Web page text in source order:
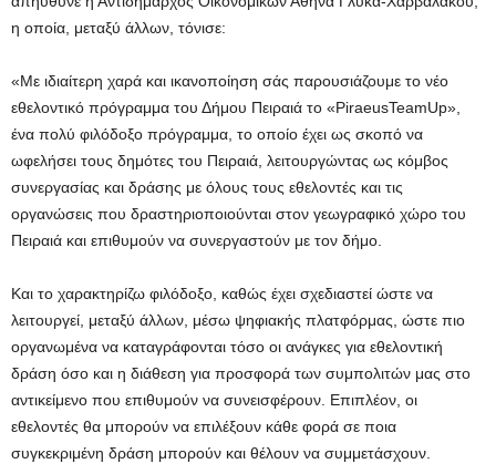
η οποία, μεταξύ άλλων, τόνισε:
«Με ιδιαίτερη χαρά και ικανοποίηση σάς παρουσιάζουμε το νέο
εθελοντικό πρόγραμμα του Δήμου Πειραιά το «PiraeusTeamUp»,
ένα πολύ φιλόδοξο πρόγραμμα, το οποίο έχει ως σκοπό να
ωφελήσει τους δημότες του Πειραιά, λειτουργώντας ως κόμβος
συνεργασίας και δράσης με όλους τους εθελοντές και τις
οργανώσεις που δραστηριοποιούνται στον γεωγραφικό χώρο του
Πειραιά και επιθυμούν να συνεργαστούν με τον δήμο.
Και το χαρακτηρίζω φιλόδοξο, καθώς έχει σχεδιαστεί ώστε να
λειτουργεί, μεταξύ άλλων, μέσω ψηφιακής πλατφόρμας, ώστε πιο
οργανωμένα να καταγράφονται τόσο οι ανάγκες για εθελοντική
δράση όσο και η διάθεση για προσφορά των συμπολιτών μας στο
αντικείμενο που επιθυμούν να συνεισφέρουν. Επιπλέον, οι
εθελοντές θα μπορούν να επιλέξουν κάθε φορά σε ποια
συγκεκριμένη δράση μπορούν και θέλουν να συμμετάσχουν.